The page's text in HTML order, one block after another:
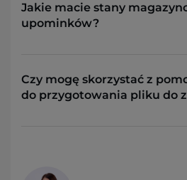
Jakie macie stany
upominków?
Czy mogę skorzystać z
do przygotowania pliku do